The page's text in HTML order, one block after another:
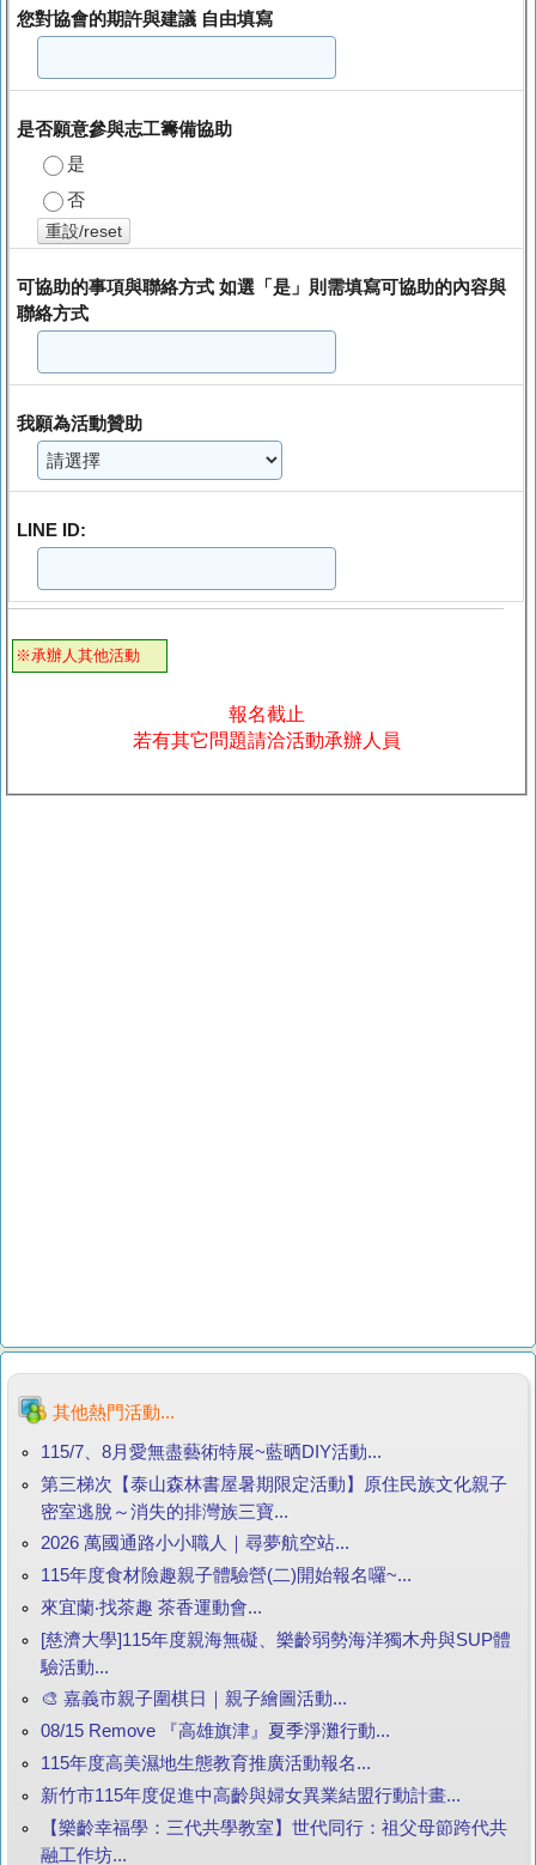
您對協會的期許與建議 自由填寫
是否願意參與志工籌備協助
是
否
重設/reset
可協助的事項與聯絡方式 如選「是」則需填寫可協助的內容與
聯絡方式
我願為活動贊助
LINE ID:
※承辦人其他活動
報名截止
若有其它問題請洽活動承辦人員
其他熱門活動...
115/7、8月愛無盡藝術特展~藍晒DIY活動...
第三梯次【泰山森林書屋暑期限定活動】原住民族文化親子
密室逃脫～消失的排灣族三寶...
2026 萬國通路小小職人｜尋夢航空站...
115年度食材險趣親子體驗營(二)開始報名囉~...
來宜蘭‧找茶趣 茶香運動會...
[慈濟大學]115年度親海無礙、樂齡弱勢海洋獨木舟與SUP體
驗活動...
🎨 嘉義市親子圍棋日｜親子繪圖活動...
08/15 Remove 『高雄旗津』夏季淨灘行動...
115年度高美濕地生態教育推廣活動報名...
新竹市115年度促進中高齡與婦女異業結盟行動計畫...
【樂齡幸福學：三代共學教室】世代同行：祖父母節跨代共
融工作坊...